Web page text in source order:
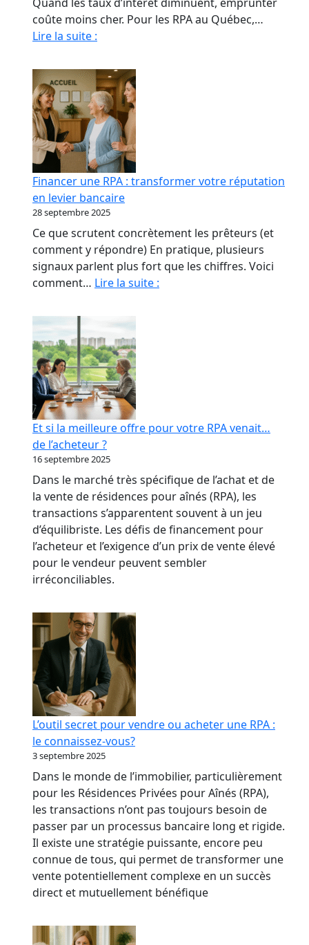
coûte moins cher. Pour les RPA au Québec,…
Lire la suite :
Baisse
Des
Taux
Relance
le
marché
immobilier
des
RPA
Financer une RPA : transformer votre réputation
en levier bancaire
28 septembre 2025
Ce que scrutent concrètement les prêteurs (et
comment y répondre) En pratique, plusieurs
signaux parlent plus fort que les chiffres. Voici
comment… Lire la suite :
bancaire
Et si la meilleure offre pour votre RPA venait…
de l’acheteur ?
16 septembre 2025
Dans le marché très spécifique de l’achat et de
la vente de résidences pour aînés (RPA), les
transactions s’apparentent souvent à un jeu
d’équilibriste. Les défis de financement pour
l’acheteur et l’exigence d’un prix de vente élevé
pour le vendeur peuvent sembler
irréconciliables.
L’outil secret pour vendre ou acheter une RPA :
le connaissez-vous?
3 septembre 2025
Dans le monde de l’immobilier, particulièrement
pour les Résidences Privées pour Aînés (RPA),
les transactions n’ont pas toujours besoin de
passer par un processus bancaire long et rigide.
Il existe une stratégie puissante, encore peu
connue de tous, qui permet de transformer une
vente potentiellement complexe en un succès
direct et mutuellement bénéfique